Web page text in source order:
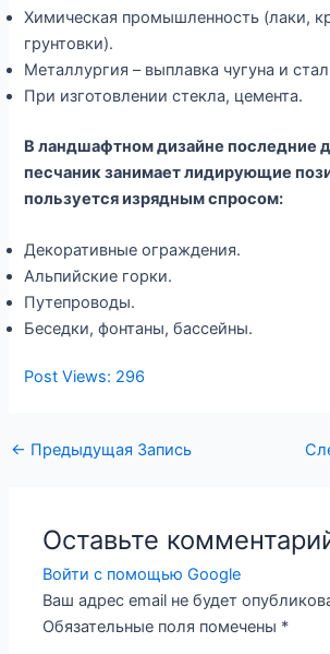
Химическая промышленность (лаки,
грунтовки).
Металлургия – выплавка чугуна и
При изготовлении стекла, цемента.
В ландшафтном дизайне последние
песчаник занимает лидирующие
пользуется изрядным спросом:
Декоративные ограждения.
Альпийские горки.
Путепроводы.
Беседки, фонтаны, бассейны.
Post Views: 296
Навигация
← Предыдущая Запись
Оставьте
Войти с помощью Google
Ваш адрес email не будет
Обязательные поля помечены *